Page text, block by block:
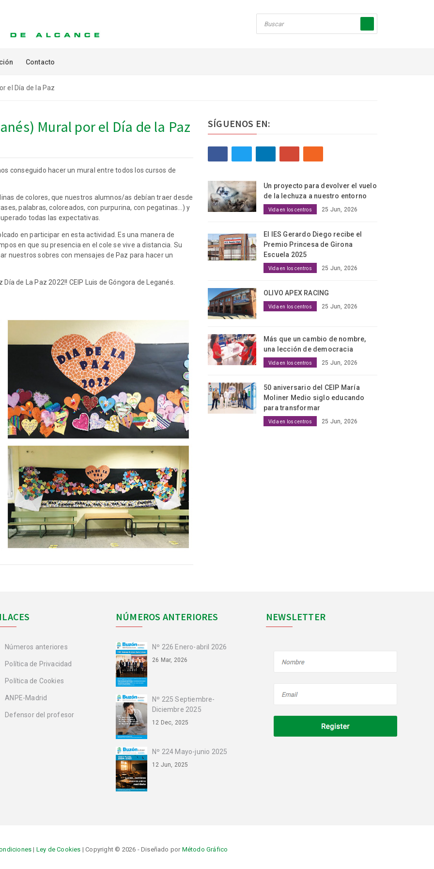
Contacto
el Día de la Paz
Mural por el Día de la Paz
conseguido hacer un mural entre todos los cursos de
de colores, que nuestros alumnos/as debían traer desde
palabras, coloreados, con purpurina, con pegatinas…) y
todas las expectativas.
en participar en esta actividad. Es una manera de
en que su presencia en el cole se vive a distancia. Su
nuestros sobres con mensajes de Paz para hacer un
de La Paz 2022!! CEIP Luis de Góngora de Leganés.
SÍGUENOS EN:
Un proyecto para devolver el vuelo
de la lechuza a nuestro entorno
Vida en los centros 25 Jun, 2026
El IES Gerardo Diego recibe el
Premio Princesa de Girona
Escuela 2025
Vida en los centros 25 Jun, 2026
OLIVO APEX RACING
Vida en los centros 25 Jun, 2026
Más que un cambio de nombre,
una lección de democracia
Vida en los centros 25 Jun, 2026
50 aniversario del CEIP María
Moliner Medio siglo educando
para transformar
Vida en los centros 25 Jun, 2026
Números anteriores
Política de Privacidad
Política de Cookies
ANPE-Madrid
Defensor del profesor
NÚMEROS ANTERIORES
Nº 226 Enero-abril 2026
26 Mar, 2026
Nº 225 Septiembre-
Diciembre 2025
12 Dec, 2025
Nº 224 Mayo-junio 2025
12 Jun, 2025
NEWSLETTER
| Ley de Cookies | Copyright © 2026 - Diseñado por Método Gráfico